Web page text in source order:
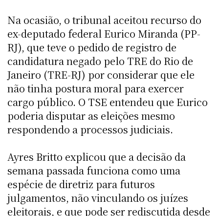
Na ocasião, o tribunal aceitou recurso do
ex-deputado federal Eurico Miranda (PP-
RJ), que teve o pedido de registro de
candidatura negado pelo TRE do Rio de
Janeiro (TRE-RJ) por considerar que ele
não tinha postura moral para exercer
cargo público. O TSE entendeu que Eurico
poderia disputar as eleições mesmo
respondendo a processos judiciais.
Ayres Britto explicou que a decisão da
semana passada funciona como uma
espécie de diretriz para futuros
julgamentos, não vinculando os juízes
eleitorais, e que pode ser rediscutida desde